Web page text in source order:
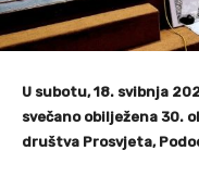
U subotu, 18. svibnja
svečano obilježena 30.
društva Prosvjeta,